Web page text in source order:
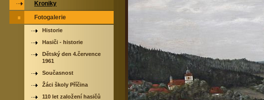
Kroniky
Fotogalerie
Historie
Hasiči - historie
Dětský den 4.července
1961
Současnost
Žáci školy Příčina
110 let založení hasičů